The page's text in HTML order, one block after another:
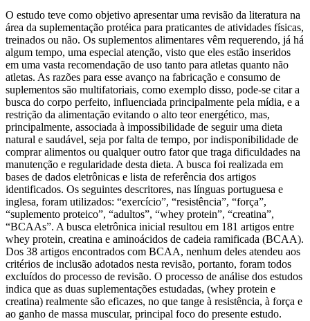
O estudo teve como objetivo apresentar uma revisão da literatura na
área da suplementação protéica para praticantes de atividades físicas,
treinados ou não. Os suplementos alimentares vêm requerendo, já há
algum tempo, uma especial atenção, visto que eles estão inseridos
em uma vasta recomendação de uso tanto para atletas quanto não
atletas. As razões para esse avanço na fabricação e consumo de
suplementos são multifatoriais, como exemplo disso, pode-se citar a
busca do corpo perfeito, influenciada principalmente pela mídia, e a
restrição da alimentação evitando o alto teor energético, mas,
principalmente, associada à impossibilidade de seguir uma dieta
natural e saudável, seja por falta de tempo, por indisponibilidade de
comprar alimentos ou qualquer outro fator que traga dificuldades na
manutenção e regularidade desta dieta. A busca foi realizada em
bases de dados eletrônicas e lista de referência dos artigos
identificados. Os seguintes descritores, nas línguas portuguesa e
inglesa, foram utilizados: “exercício”, “resistência”, “força”,
“suplemento proteico”, “adultos”, “whey protein”, “creatina”,
“BCAAs”. A busca eletrônica inicial resultou em 181 artigos entre
whey protein, creatina e aminoácidos de cadeia ramificada (BCAA).
Dos 38 artigos encontrados com BCAA, nenhum deles atendeu aos
critérios de inclusão adotados nesta revisão, portanto, foram todos
excluídos do processo de revisão. O processo de análise dos estudos
indica que as duas suplementações estudadas, (whey protein e
creatina) realmente são eficazes, no que tange à resistência, à força e
ao ganho de massa muscular, principal foco do presente estudo.